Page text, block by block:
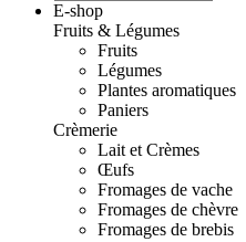
E-shop
Fruits & Légumes
Fruits
Légumes
Plantes aromatiques
Paniers
Crèmerie
Lait et Crèmes
Œufs
Fromages de vache
Fromages de chèvre
Fromages de brebis